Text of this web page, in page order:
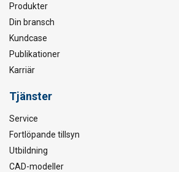
Produkter
Din bransch
Kundcase
Publikationer
Karriär
Tjänster
Service
Fortlöpande tillsyn
Utbildning
CAD-modeller